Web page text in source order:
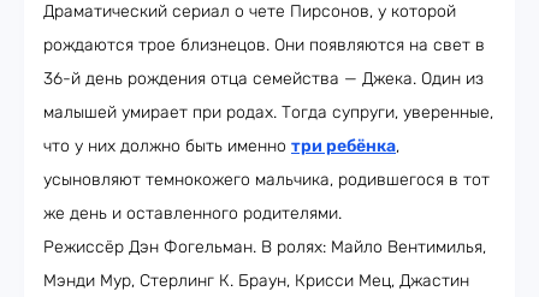
Драматический сериал о чете Пирсонов, у которой
рождаются трое близнецов. Они появляются на свет в
36-й день рождения отца семейства — Джека. Один из
малышей умирает при родах. Тогда супруги, уверенные,
что у них должно быть именно три ребёнка,
усыновляют темнокожего мальчика, родившегося в тот
же день и оставленного родителями.
Режиссёр Дэн Фогельман. В ролях: Майло Вентимилья,
Мэнди Мур, Стерлинг К. Браун, Крисси Мец, Джастин